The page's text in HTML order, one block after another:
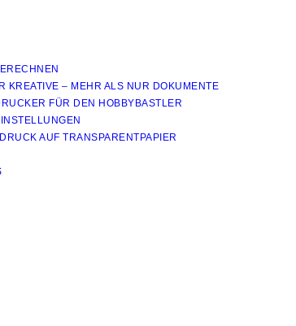
KREATIVE – MEHR ALS NUR DOKUMENTE
FÜR DEN HOBBYBASTLER
AUF TRANSPARENTPAPIER